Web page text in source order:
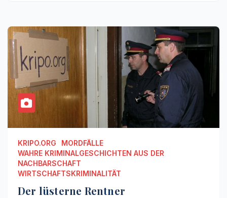
KRIPO.ORG
MORDFÄLLE
WAHRE KRIMINALGESCHICHTEN AUS DER
NACHBARSCHAFT
WIRTSCHAFTSKRIMINALITÄT
Der lüsterne Rentner